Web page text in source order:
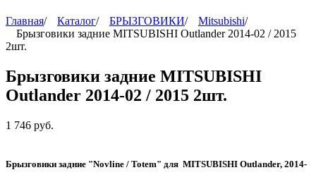
Главная/ Каталог/ БРЫЗГОВИКИ/ Mitsubishi/
Брызговики задние MITSUBISHI Outlander 2014-02 / 2015
2шт.
Брызговики задние MITSUBISHI
Outlander 2014-02 / 2015 2шт.
1 746 руб.
Брызговики задние "Novline / Totem" для MITSUBISHI Outlander, 2014-